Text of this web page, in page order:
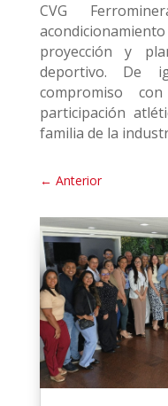
CVG
proyección y
deportivo. De
compromiso
participación
familia de la
← Anterior